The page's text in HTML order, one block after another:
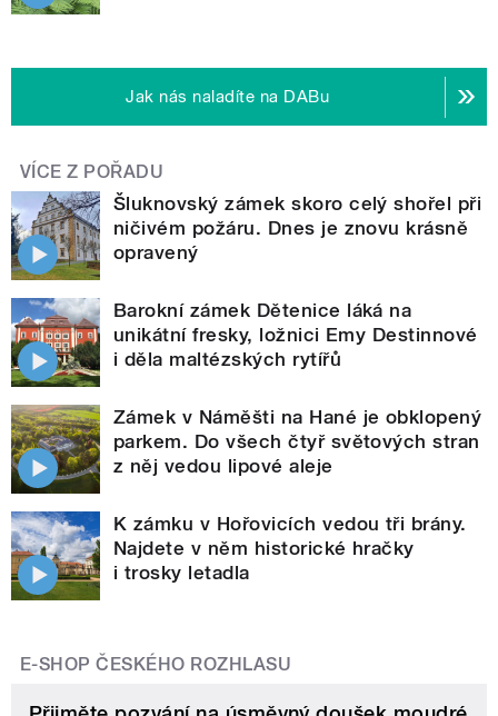
Jak nás naladíte na DABu
VÍCE Z POŘADU
Šluknovský zámek skoro celý shořel při
ničivém požáru. Dnes je znovu krásně
opravený
Barokní zámek Dětenice láká na
unikátní fresky, ložnici Emy Destinnové
i děla maltézských rytířů
Zámek v Náměšti na Hané je obklopený
parkem. Do všech čtyř světových stran
z něj vedou lipové aleje
K zámku v Hořovicích vedou tři brány.
Najdete v něm historické hračky
i trosky letadla
E-SHOP ČESKÉHO ROZHLASU